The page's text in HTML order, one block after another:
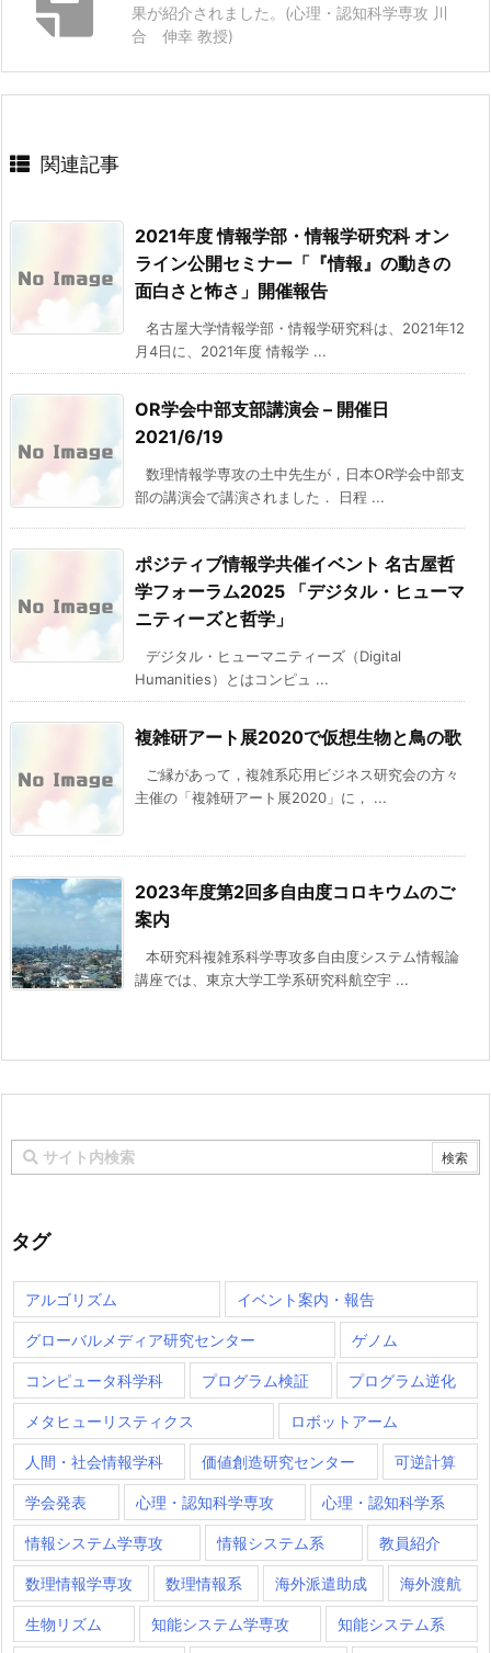
果が紹介されました。(心理・認知科学専攻 川
合 伸幸 教授)
関連記事
2021年度 情報学部・情報学研究科 オン
ライン公開セミナー「『情報』の動きの
面白さと怖さ」開催報告
名古屋大学情報学部・情報学研究科は、2021年12
月4日に、2021年度 情報学 ...
OR学会中部支部講演会 – 開催日
2021/6/19
数理情報学専攻の土中先生が，日本OR学会中部支
部の講演会で講演されました． 日程 ...
ポジティブ情報学共催イベント 名古屋哲
学フォーラム2025 「デジタル・ヒューマ
ニティーズと哲学」
デジタル・ヒューマニティーズ（Digital
Humanities）とはコンピュ ...
複雑研アート展2020で仮想生物と鳥の歌
ご縁があって，複雑系応用ビジネス研究会の方々
主催の「複雑研アート展2020」に， ...
2023年度第2回多自由度コロキウムのご
案内
本研究科複雑系科学専攻多自由度システム情報論
講座では、東京大学工学系研究科航空宇 ...
タグ
アルゴリズム イベント案内・報告
グローバルメディア研究センター ゲノム
コンピュータ科学科 プログラム検証 プログラム逆化
メタヒューリスティクス ロボットアーム
人間・社会情報学科 価値創造研究センター 可逆計算
学会発表 心理・認知科学専攻 心理・認知科学系
情報システム学専攻 情報システム系 教員紹介
数理情報学専攻 数理情報系 海外派遣助成 海外渡航
生物リズム 知能システム学専攻 知能システム系